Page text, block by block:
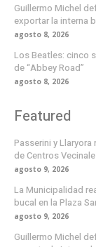
Guillermo Michel
exportar la interna
agosto 8, 2026
Los Beatles: cinco
de “Abbey Road”
agosto 8, 2026
Featured
Passerini y
de Centros
agosto 9, 2026
La Municipalidad
bucal en la Plaza
agosto 9, 2026
Guillermo Michel